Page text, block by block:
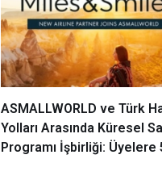
ASMALLWORLD ve Türk
Yolları Arasında Küresel
Programı İşbirliği: Üyelere